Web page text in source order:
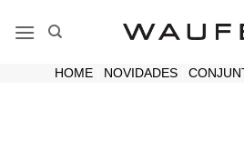
HOME| NOVIDADES|